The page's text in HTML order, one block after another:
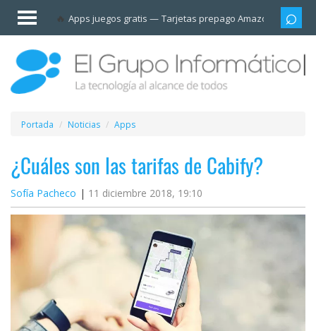
Apps juegos gratis Tarjetas prepago Amazon
Invitado
Iniciar
sesión /
Registrarse
Esenciales
Móviles
Ofertas
Apps
Redes
sociales
Plataformas
streaming
Portada Noticias Apps
¿Cuáles son las tarifas de Cabify?
Sofía Pacheco 11 diciembre 2018, 19:10